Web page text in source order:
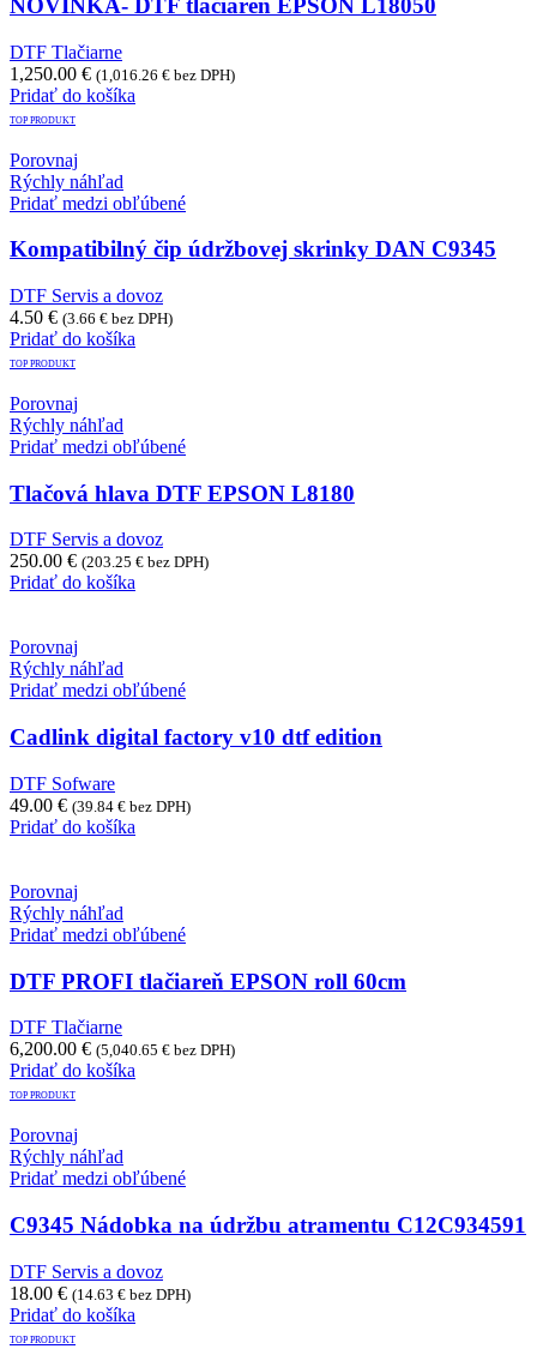
NOVINKA- DTF tlačiareň EPSON L18050
DTF Tlačiarne
1,250.00 € (1,016.26 € bez DPH)
Pridať do košíka
TOP PRODUKT
Porovnaj
Rýchly náhľad
Pridať medzi obľúbené
Kompatibilný čip údržbovej skrinky DAN C9345
DTF Servis a dovoz
4.50 € (3.66 € bez DPH)
Pridať do košíka
TOP PRODUKT
Porovnaj
Rýchly náhľad
Pridať medzi obľúbené
Tlačová hlava DTF EPSON L8180
DTF Servis a dovoz
250.00 € (203.25 € bez DPH)
Pridať do košíka
Porovnaj
Rýchly náhľad
Pridať medzi obľúbené
Cadlink digital factory v10 dtf edition
DTF Sofware
49.00 € (39.84 € bez DPH)
Pridať do košíka
Porovnaj
Rýchly náhľad
Pridať medzi obľúbené
DTF PROFI tlačiareň EPSON roll 60cm
DTF Tlačiarne
6,200.00 € (5,040.65 € bez DPH)
Pridať do košíka
TOP PRODUKT
Porovnaj
Rýchly náhľad
Pridať medzi obľúbené
C9345 Nádobka na údržbu atramentu C12C934591
DTF Servis a dovoz
18.00 € (14.63 € bez DPH)
Pridať do košíka
TOP PRODUKT